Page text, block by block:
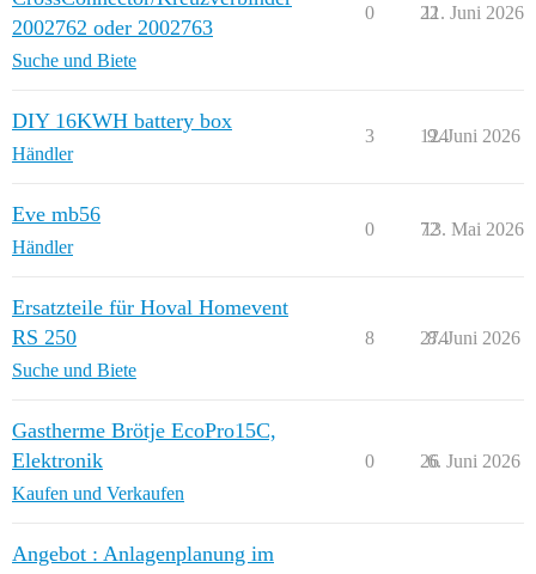
2002762 oder 2002763
Suche und Biete
0 22
11. Juni 2026
DIY 16KWH battery box
Händler
3 124
9. Juni 2026
Eve mb56
Händler
0 72
13. Mai 2026
Ersatzteile für Hoval Homevent
RS 250
Suche und Biete
8 274
8. Juni 2026
Gastherme Brötje EcoPro15C,
Elektronik
Kaufen und Verkaufen
0 26
6. Juni 2026
Angebot : Anlagenplanung im